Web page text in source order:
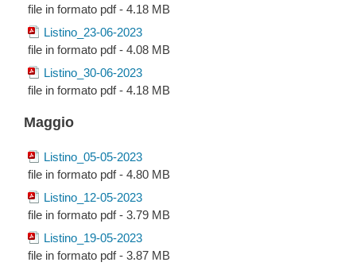
file in formato pdf - 4.18 MB
Listino_23-06-2023
file in formato pdf - 4.08 MB
Listino_30-06-2023
file in formato pdf - 4.18 MB
Maggio
Listino_05-05-2023
file in formato pdf - 4.80 MB
Listino_12-05-2023
file in formato pdf - 3.79 MB
Listino_19-05-2023
file in formato pdf - 3.87 MB